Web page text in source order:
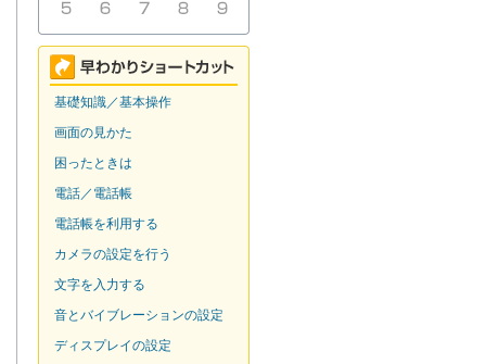
基礎知識／基本操作
画面の見かた
困ったときは
電話／電話帳
電話帳を利用する
カメラの設定を行う
文字を入力する
音とバイブレーションの設定
ディスプレイの設定